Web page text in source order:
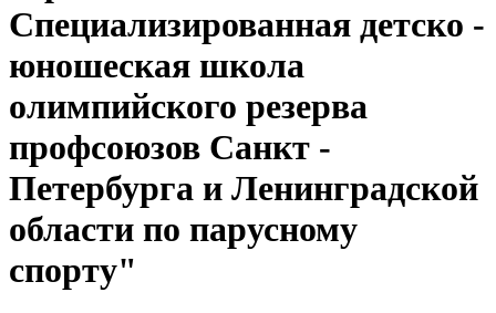
Специализированная детско -
юношеская школа
олимпийского резерва
профсоюзов Санкт -
Петербурга и Ленинградской
области по парусному
спорту"